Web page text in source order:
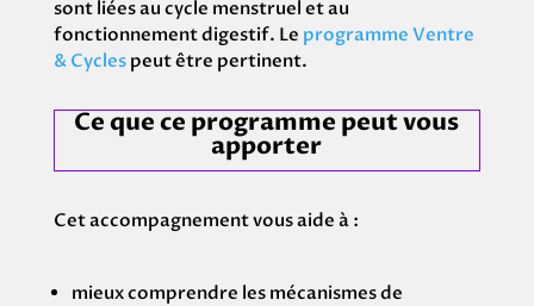
sont liées au cycle menstruel et au
fonctionnement digestif. Le programme Ventre
& Cyclespeut être pertinent.
Ce que ce programme peut vous
apporter
Cet accompagnement vous aide à :
mieux comprendre les mécanismes de